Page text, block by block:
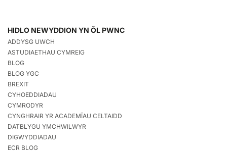
HIDLO NEWYDDION YN ÔL PWNC
ADDYSG UWCH
ASTUDIAETHAU CYMREIG
BLOG
BLOG YGC
BREXIT
CYHOEDDIADAU
CYMRODYR
CYNGHRAIR YR ACADEMÏAU CELTAIDD
DATBLYGU YMCHWILWYR
DIGWYDDIADAU
ECR BLOG